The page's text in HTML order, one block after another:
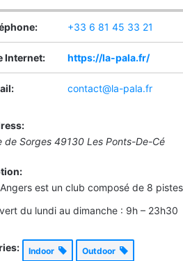
de Sorges 49130 Les Ponts-De-Cé
est un club composé de 8
du lundi au dimanche : 9h – 23h30
Indoor Outdoor
+33 6 81 45 33 21
Internet: https://la-pala.fr/
contact@la-pala.fr